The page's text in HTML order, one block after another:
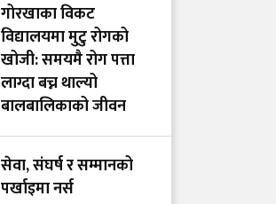
गोरखाका विकट
विद्यालयमा मुटु रोगको
खोजी: समयमै रोग पत्ता
लाग्दा बच्न थाल्यो
बालबालिकाको जीवन
सेवा, संघर्ष र सम्मानको
पर्खाइमा नर्स